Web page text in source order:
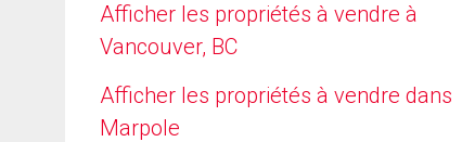
Afficher les propriétés à vendre à
Vancouver, BC
Afficher les propriétés à vendre dans
Marpole